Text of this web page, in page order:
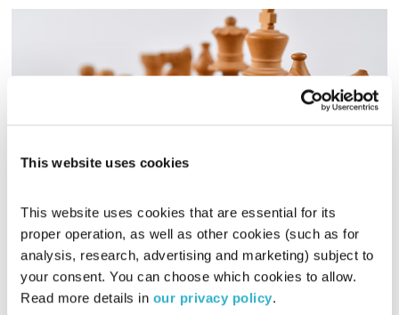
This website uses cookies
This website uses cookies that are essential for its
proper operation, as well as other cookies (such as for
analysis, research, advertising and marketing) subject to
your consent. You can choose which cookies to allow.
Read more details in our privacy policy.
שוני ושוויון
כי באדם אאמין
אברום בורג
01.12.18
00:57:04